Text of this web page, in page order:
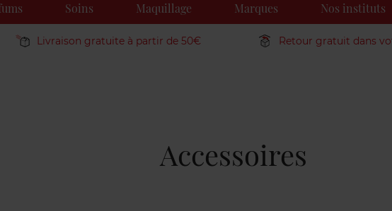
Soins Maquillage Marques Nos instituts
Livraison gratuite à partir de 50€ Retour gratuit dans
Accessoires